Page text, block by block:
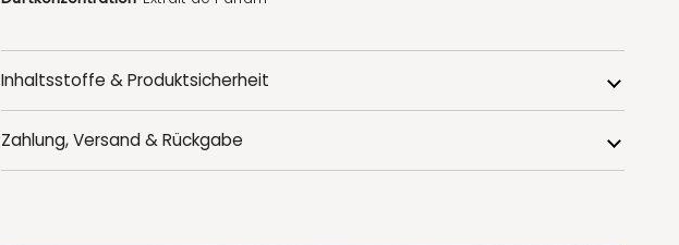
Inhaltsstoffe & Produktsicherheit
Zahlung, Versand & Rückgabe